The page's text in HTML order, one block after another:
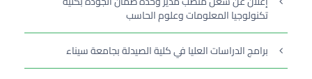
تكنولوجيا المعلومات وعلوم الحاسب
برامج الدراسات العليا في كلية الصيدلة بجامعة سيناء